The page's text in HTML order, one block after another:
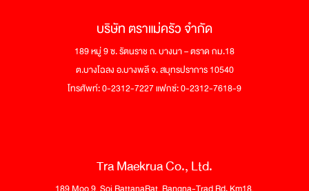
บริษัท ตราแม่ครัว จำกัด
189 หมู่ 9 ซ. รัตนราช ถ. บางนา – ตราด กม.18
ต.บางโฉลง อ.บางพลี จ. สมุทรปราการ 10540
โทรศัพท์: 0-2312-7227 แฟกซ์: 0-2312-7618-9
Tra Maekrua Co., Ltd.